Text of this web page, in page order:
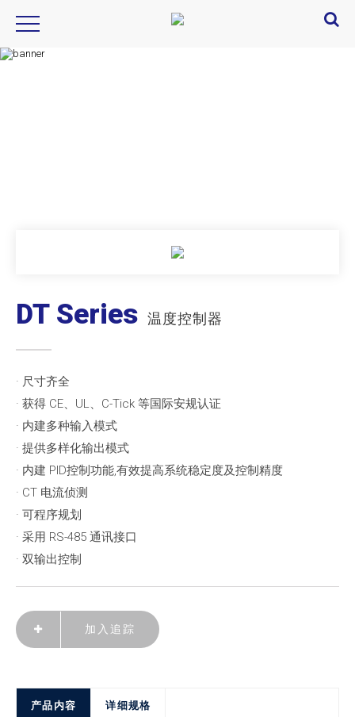
DT Series 温度控制器
· 尺寸齐全
· 获得 CE、UL、C-Tick 等国际安规认证
· 内建多种输入模式
· 提供多样化输出模式
· 内建 PID控制功能,有效提高系统稳定度及控制精度
· CT 电流侦测
· 可程序规划
· 采用 RS-485 通讯接口
· 双输出控制
加入追踪
产品内容 详细规格